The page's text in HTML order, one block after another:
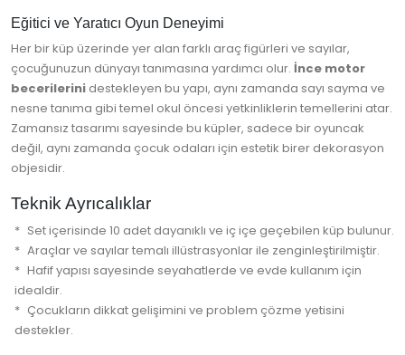
Eğitici ve Yaratıcı Oyun Deneyimi
Her bir küp üzerinde yer alan farklı araç figürleri ve sayılar,
çocuğunuzun dünyayı tanımasına yardımcı olur. İnce motor
becerilerini destekleyen bu yapı, aynı zamanda sayı sayma ve
nesne tanıma gibi temel okul öncesi yetkinliklerin temellerini atar.
Zamansız tasarımı sayesinde bu küpler, sadece bir oyuncak
değil, aynı zamanda çocuk odaları için estetik birer dekorasyon
objesidir.
Teknik Ayrıcalıklar
Set içerisinde 10 adet dayanıklı ve iç içe geçebilen küp bulunur.
Araçlar ve sayılar temalı illüstrasyonlar ile zenginleştirilmiştir.
Hafif yapısı sayesinde seyahatlerde ve evde kullanım için
idealdir.
Çocukların dikkat gelişimini ve problem çözme yetisini
destekler.